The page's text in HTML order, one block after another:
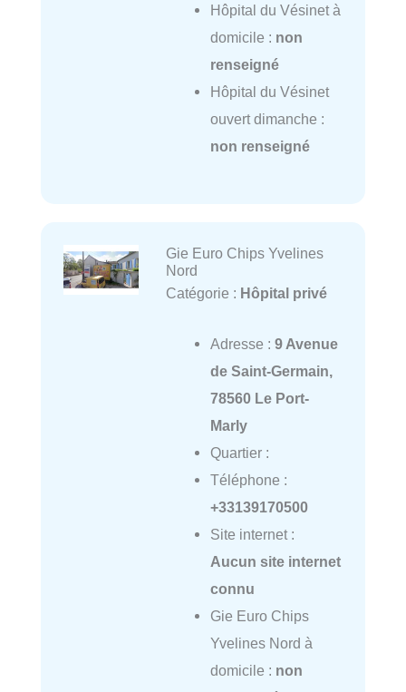
Hôpital du Vésinet à
domicile : non
renseigné
Hôpital du Vésinet
ouvert dimanche :
non renseigné
Gie Euro Chips Yvelines
Nord
Catégorie : Hôpital privé
Adresse : 9 Avenue
de Saint-Germain,
78560 Le Port-
Marly
Quartier :
Téléphone :
+33139170500
Site internet :
Aucun site internet
connu
Gie Euro Chips
Yvelines Nord à
domicile : non